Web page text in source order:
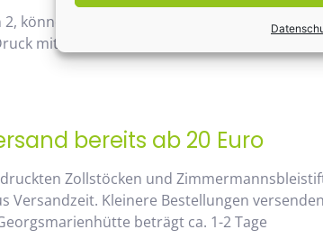
2, können Sie bereits von unserem
mit Namen und Logo, sehen Sie sofort
bereits ab 20 Euro
Zollstöcken und
Versandzeit. Kleinere Bestellungen
beträgt ca. 1-2 Tage